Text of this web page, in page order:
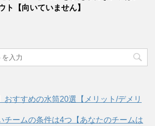
ト【向いていません】
おすすめの水筒20選【メリット/デメリ
チームの条件は4つ【あなたのチームは